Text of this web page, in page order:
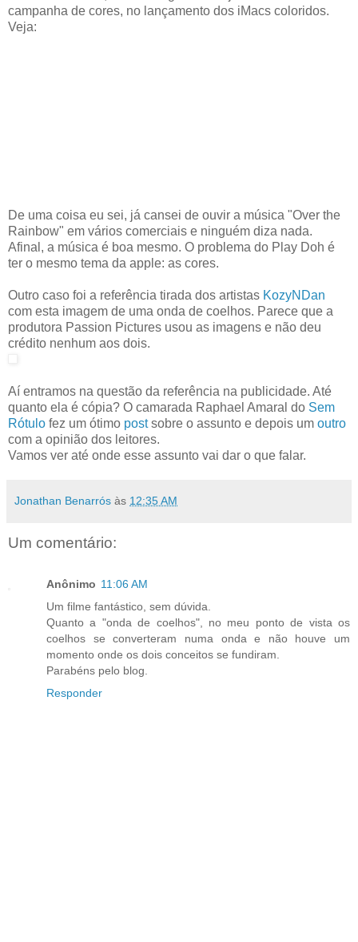
campanha de cores, no lançamento dos iMacs coloridos.
Veja:
De uma coisa eu sei, já cansei de ouvir a música "Over the
Rainbow" em vários comerciais e ninguém diza nada.
Afinal, a música é boa mesmo. O problema do Play Doh é
ter o mesmo tema da apple: as cores.
Outro caso foi a referência tirada dos artistas KozyNDan
com esta imagem de uma onda de coelhos. Parece que a
produtora Passion Pictures usou as imagens e não deu
crédito nenhum aos dois.
Aí entramos na questão da referência na publicidade. Até
quanto ela é cópia? O camarada Raphael Amaral do Sem
Rótulo fez um ótimo postsobre o assunto e depois um outro
com a opinião dos leitores.
Vamos ver até onde esse assunto vai dar o que falar.
Jonathan Benarrós às 12:35 AM
Um comentário:
Anônimo 11:06 AM
Um filme fantástico, sem dúvida.
Quanto a "onda de coelhos", no meu ponto de vista os
coelhos se converteram numa onda e não houve um
momento onde os dois conceitos se fundiram.
Parabéns pelo blog.
Responder